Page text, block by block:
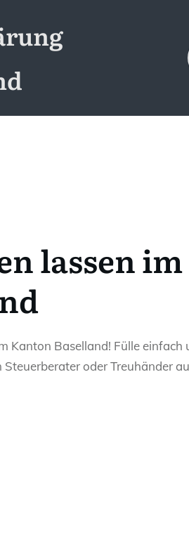
lassen
Kanton Baselland! Fülle
oder Treuhänder